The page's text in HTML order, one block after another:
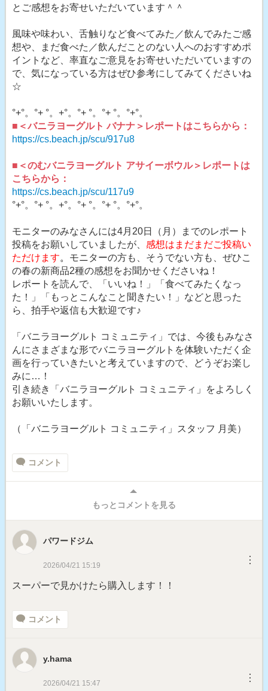
とご感想をお寄せいただいています＾＾
風味や味わい、舌触りなど食べてみた／飲んでみたご感
想や、まだ食べた／飲んだことのない人へのおすすめポ
イントなど、率直なご意見をお寄せいただいていますの
で、気になっている方はぜひ参考にしてみてくださいね
☆
°+°。°+ °。+°。°+ °。°+ °。°+°。
■＜バニラヨーグルト バナナ＞レポートはこちらから：
https://cs.beach.jp/scu/917u8
■＜のむバニラヨーグルト アサイーボウル＞レポートは
こちらから：
https://cs.beach.jp/scu/117u9
°+°。°+ °。+°。°+ °。°+ °。°+°。
モニターのみなさんには4月20日（月）までのレポート
投稿をお願いしていましたが、 感想はまだまだご投稿い
ただけます。 モニターの方も、そうでない方も、ぜひこ
の春の新商品2種の感想をお聞かせくださいね！
レポートを読んで、「いいね！」「食べてみたくなっ
た！」「もっとこんなこと聞きたい！」などと思った
ら、拍手や返信も大歓迎です♪
「バニラヨーグルト コミュニティ」では、今後もみなさ
んにさまざまな形でバニラヨーグルトを体験いただく企
画を行っていきたいと考えていますので、どうぞお楽し
みに…！
引き続き「バニラヨーグルト コミュニティ」をよろしく
お願いいたします。
（「バニラヨーグルト コミュニティ」スタッフ 月美）
コメント
もっとコメントを見る
パワードジム
2026/04/21 15:19 ︙
スーパーで見かけたら購入します！！
コメント
y.hama
2026/04/21 15:47 ︙